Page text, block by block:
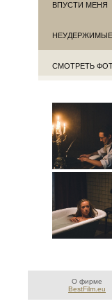
ВПУСТИ МЕНЯ
НЕУДЕРЖИМЫЕ
СМОТРЕТЬ
О фирме
BestFilm.eu